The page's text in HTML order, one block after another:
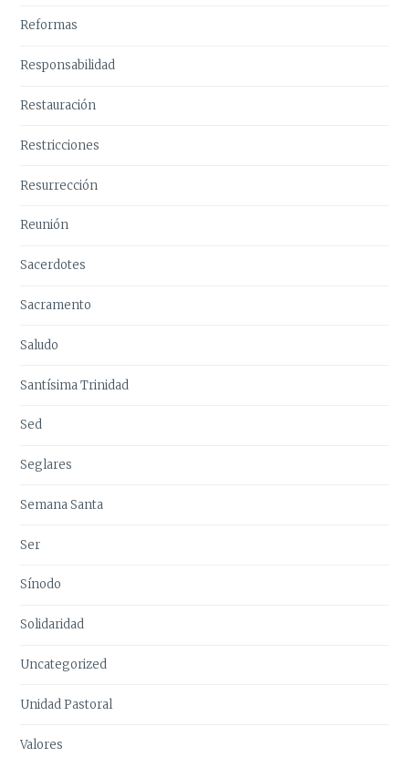
Reformas
Responsabilidad
Restauración
Restricciones
Resurrección
Reunión
Sacerdotes
Sacramento
Saludo
Santísima Trinidad
Sed
Seglares
Semana Santa
Ser
Sínodo
Solidaridad
Uncategorized
Unidad Pastoral
Valores